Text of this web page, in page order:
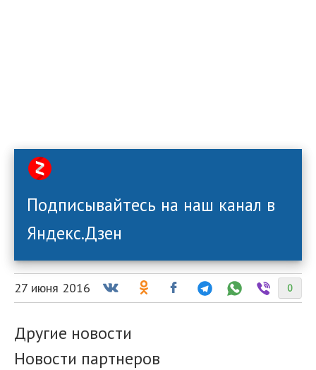
Подписывайтесь на наш канал в
Яндекс.Дзен
0
27 июня 2016
Другие новости
Новости партнеров